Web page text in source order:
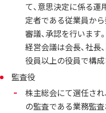
て、意思決定に係る運
定者である従業員か
審議、承認を行います。
経営会議は会長、社長
役員以上の役員で構成
監査役
株主総会にて選任さ
の監査である業務監